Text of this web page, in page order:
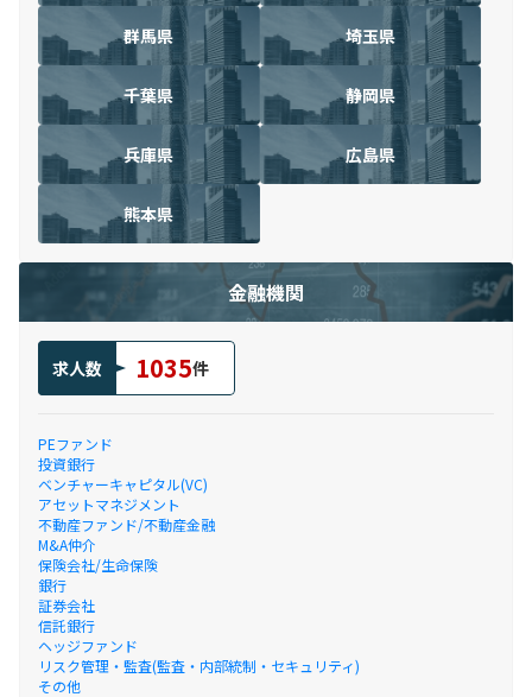
群馬県 埼玉県
千葉県 静岡県
兵庫県 広島県
熊本県
金融機関
求人数 1035件
PEファンド
投資銀行
ベンチャーキャピタル(VC)
アセットマネジメント
不動産ファンド/不動産金融
M&A仲介
保険会社/生命保険
銀行
証券会社
信託銀行
ヘッジファンド
リスク管理・監査(監査・内部統制・セキュリティ)
その他